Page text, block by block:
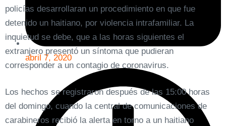
abril 7, 2020
policías desarrollaran un procedimiento en que fue
detenido un haitiano, por violencia intrafamiliar. La
inquietud se debe, que a las horas siguientes el
extranjero presentó un síntoma que pudieran
corresponder a un contagio de coronavirus.
Los hechos se registraron después de las 15:00 horas
del domingo, cuando la central de comunicaciones de
carabineros recibió la alerta en torno a un haitiano